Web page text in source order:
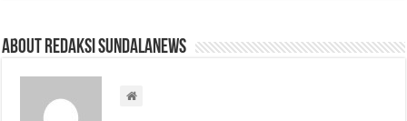
About Redaksi Sundalanews